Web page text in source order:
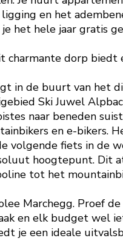
en het
het hele jaar gratis
dorp biedt
in de buurt van het
Ski Juwel
naar beneden
en e-bikers.
volgende fiets in de
hoogtepunt.
tot het
Marchegg. Proef
en elk budget wel
je een ideale